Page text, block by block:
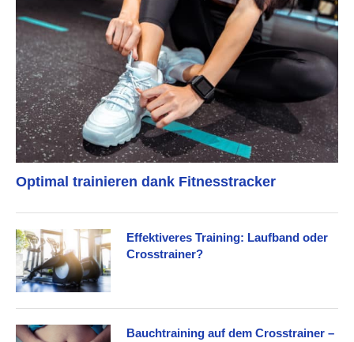
Optimal trainieren dank Fitnesstracker
Effektiveres Training: Laufband oder
Crosstrainer?
Bauchtraining auf dem Crosstrainer –